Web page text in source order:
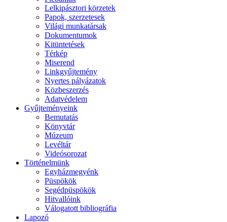
Lelkipásztori körzetek
Papok, szerzetesek
Világi munkatársak
Dokumentumok
Kitüntetések
Térkép
Miserend
Linkgyűjtemény
Nyertes pályázatok
Közbeszerzés
Adatvédelem
Gyűjteményeink
Bemutatás
Könyvtár
Múzeum
Levéltár
Videósorozat
Történelmünk
Egyházmegyénk
Püspökök
Segédpüspökök
Hitvallóink
Válogatott bibliográfia
Lapozó